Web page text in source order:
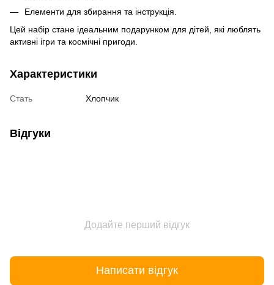
Елементи для збирання та інструкція.
Цей набір стане ідеальним подарунком для дітей, які люблять
активні ігри та космічні пригоди.
Характеристики
Стать Хлопчик
Відгуки
Додайте перший відгук
Написати відгук